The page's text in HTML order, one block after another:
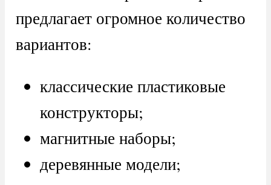
предлагает огромное количество
вариантов:
классические пластиковые
конструкторы;
магнитные наборы;
деревянные модели;